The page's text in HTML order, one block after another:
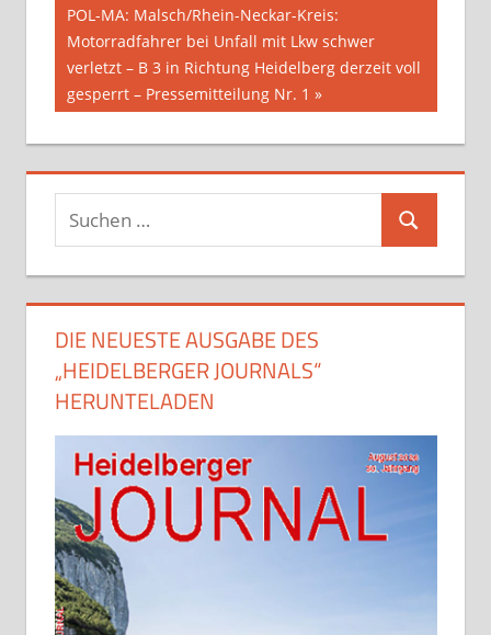
Nächster
Beitrag:
POL-MA: Malsch/Rhein-Neckar-Kreis:
Motorradfahrer bei Unfall mit Lkw schwer
verletzt – B 3 in Richtung Heidelberg derzeit voll
gesperrt – Pressemitteilung Nr. 1
Suchen
nach:
Suchen
DIE NEUESTE AUSGABE DES
„HEIDELBERGER JOURNALS“
HERUNTELADEN